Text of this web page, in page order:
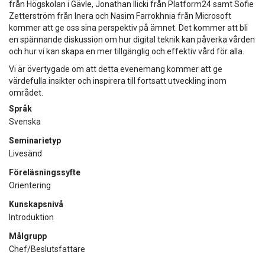
från Högskolan i Gävle, Jonathan Ilicki från Platform24 samt Sofie
Zetterström från Inera och Nasim Farrokhnia från Microsoft
kommer att ge oss sina perspektiv på ämnet. Det kommer att bli
en spännande diskussion om hur digital teknik kan påverka vården
och hur vi kan skapa en mer tillgänglig och effektiv vård för alla.
Vi är övertygade om att detta evenemang kommer att ge
värdefulla insikter och inspirera till fortsatt utveckling inom
området.
Språk
Svenska
Seminarietyp
Livesänd
Föreläsningssyfte
Orientering
Kunskapsnivå
Introduktion
Målgrupp
Chef/Beslutsfattare